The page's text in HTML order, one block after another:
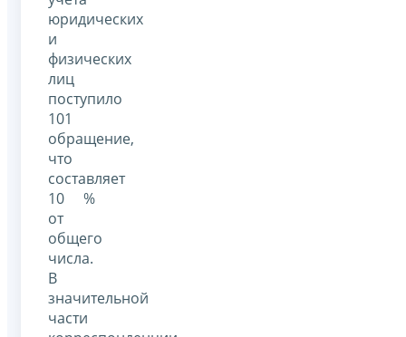
юридических
и
физических
лиц
поступило
101
обращение,
что
составляет
10 %
от
общего
числа.
В
значительной
части